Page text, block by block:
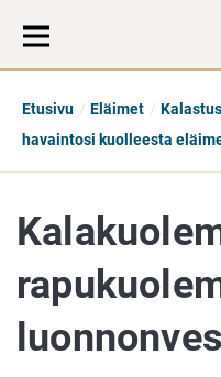
Etusivu Eläimet
havaintosi kuolleesta